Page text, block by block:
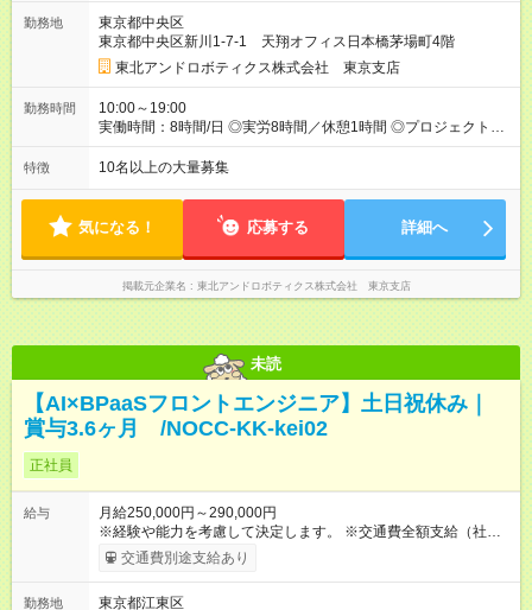
勤務地
東京都中央区
東京都中央区新川1-7-1 天翔オフィス日本橋茅場町4階
東北アンドロボティクス株式会社 東京支店
勤務時間
10:00～19:00
実働時間：8時間/日 ◎実労8時間／休憩1時間 ◎プロジェクトに
より異なります。
特徴 10名以上の大量募集
気になる！ 応募する 詳細へ
掲載元企業名 東北アンドロボティクス株式会社 東京支店
未読
【AI×BPaaSフロントエンジニア】土日祝休み｜
賞与3.6ヶ月 /NOCC-KK-kei02
正社員
給与
月給250,000円～290,000円
※経験や能力を考慮して決定します。 ※交通費全額支給（社内規
定あり） ※残業代全額支給（残業が発生した場合は全額支給い
たします。みなし残業代は含みません） 【試用期間】試用期間
交通費別途支給あり
勤務地
東京都江東区